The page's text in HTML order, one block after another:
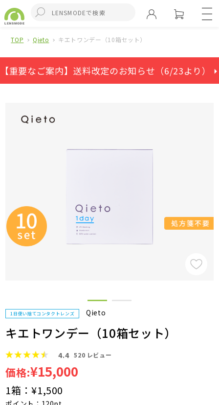
TOP Qieto キエトワンデー（10箱セット）
【重要なご案内】送料改定のお知らせ（6/23より） ⏵
1日使い捨てコンタクトレンズ Qieto
キエトワンデー（10箱セット）
4.4 520 レビュー
価格:¥15,000
1箱：¥1,500